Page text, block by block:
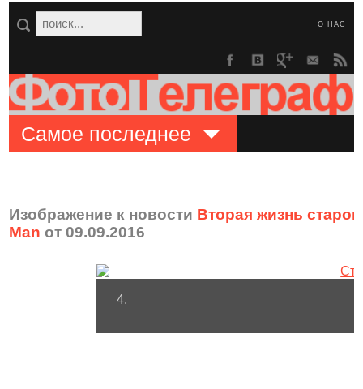
О НАС
Самое последнее
Изображение к новости Вторая жизнь
Man от 09.09.2016
4.